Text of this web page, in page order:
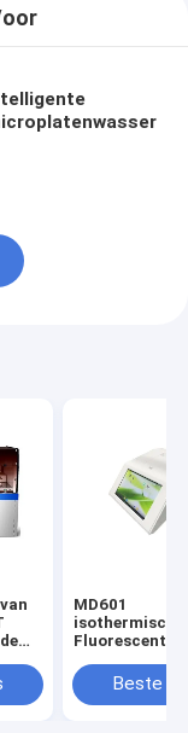
MD601
isothermische
Ontworpen
Gevoeligheid
Beste